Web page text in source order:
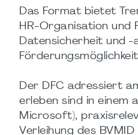
Das Format bietet
HR-Organisation und
Datensicherheit und -
Der DFC adressiert
erleben sind in einem
Microsoft),
Verleihung des